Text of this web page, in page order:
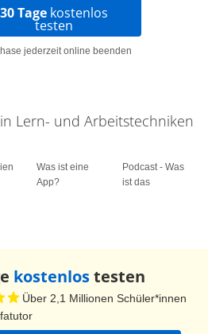
30 Tage kostenlos
testen
jederzeit online beenden
Lern- und Arbeitstechniken
Was ist eine
App?
Podcast - Was
ist das
kostenlostesten
Über 2,1 Millionen Schüler*innen